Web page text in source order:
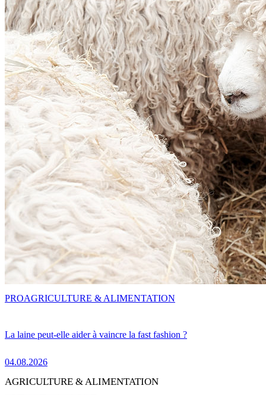
La laine peut-elle aider à vaincre la fast fashion ?
04.08.2026
PROAGRICULTURE & ALIMENTATION
AGRICULTURE & ALIMENTATION